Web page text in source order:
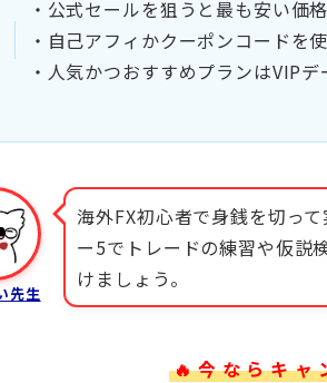
・公式セールを狙うと最も安い価
・自己アフィかクーポンコードを
・人気かつおすすめプランはVIPデ
先生
海外FX初心者で身銭を切っ
ー5でトレードの練習や仮説
けましょう。
🔥 今 な ら キ ャ